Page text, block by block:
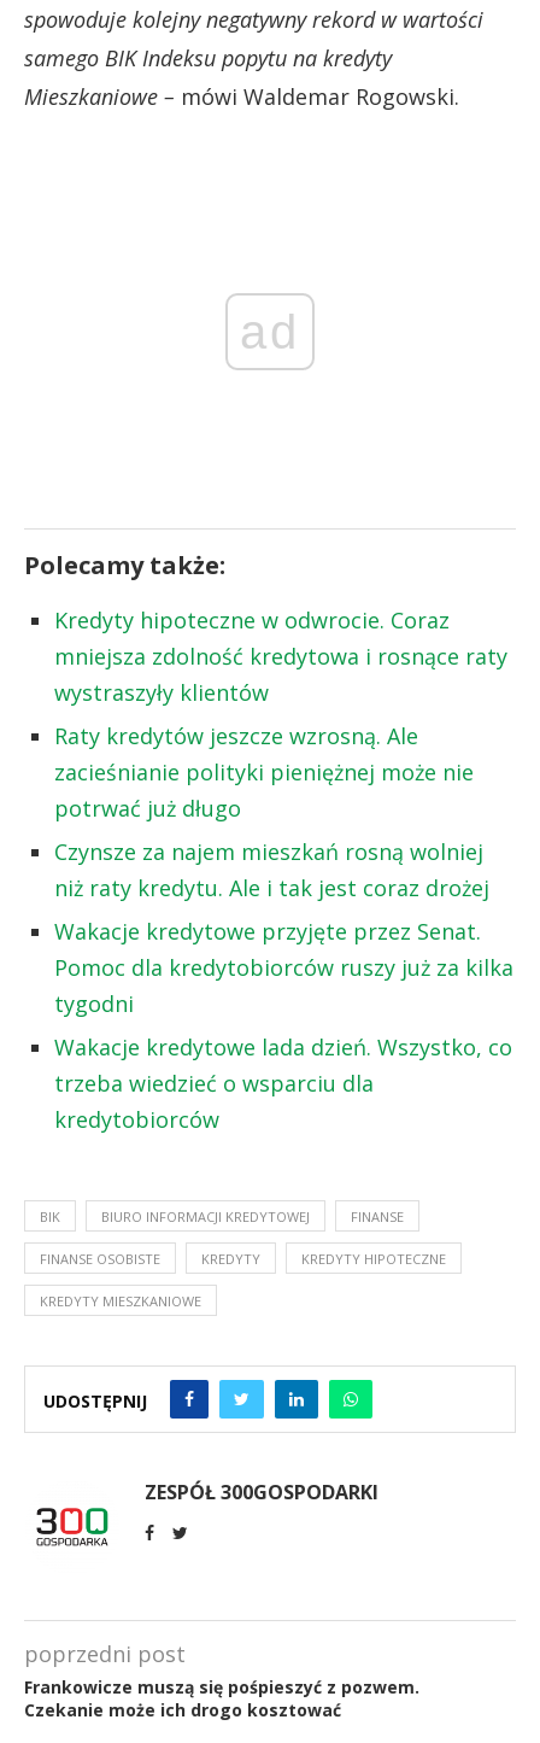
spowoduje kolejny negatywny rekord w wartości
samego BIK Indeksu popytu na kredyty
Mieszkaniowe – mówi Waldemar Rogowski.
ad
Polecamy także:
Kredyty hipoteczne w odwrocie. Coraz
mniejsza zdolność kredytowa i rosnące raty
wystraszyły klientów
Raty kredytów jeszcze wzrosną. Ale
zacieśnianie polityki pieniężnej może nie
potrwać już długo
Czynsze za najem mieszkań rosną wolniej
niż raty kredytu. Ale i tak jest coraz drożej
Wakacje kredytowe przyjęte przez Senat.
Pomoc dla kredytobiorców ruszy już za kilka
tygodni
Wakacje kredytowe lada dzień. Wszystko, co
trzeba wiedzieć o wsparciu dla
kredytobiorców
BIK BIURO INFORMACJI KREDYTOWEJ FINANSE
FINANSE OSOBISTE KREDYTY KREDYTY HIPOTECZNE
KREDYTY MIESZKANIOWE
UDOSTĘPNIJ
ZESPÓŁ 300GOSPODARKI
poprzedni post
Frankowicze muszą się pośpieszyć z pozwem.
Czekanie może ich drogo kosztować